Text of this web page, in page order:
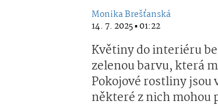
Monika Brešťanská
14. 7. 2025 ▪ 01:22
Květiny do interiéru
zelenou barvu, která
Pokojové rostliny jsou
některé z nich mohou